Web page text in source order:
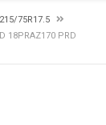
215/75R17.5
18PRAZ170 PRD